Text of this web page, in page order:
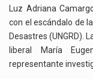
Luz Adriana
con el escándalo de
Desastres (UNGRD).
liberal María
representante